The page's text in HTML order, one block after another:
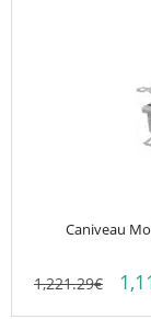
Caniveau
1,221.29€